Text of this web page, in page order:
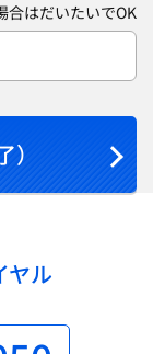
合はだいたいでOK
ヤル